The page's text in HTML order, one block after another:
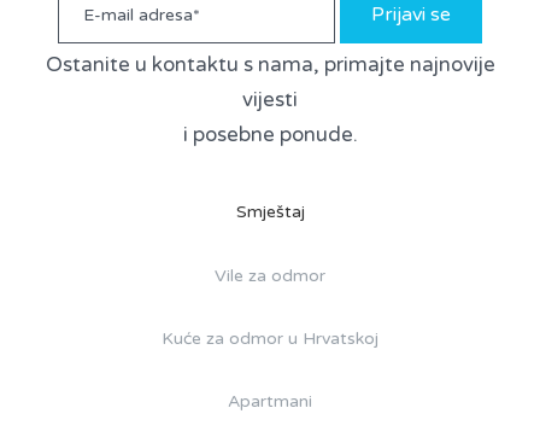
Prijavi se
Ostanite u kontaktu s nama, primajte najnovije
vijesti
i posebne ponude.
Smještaj
Vile za odmor
Kuće za odmor u Hrvatskoj
Apartmani